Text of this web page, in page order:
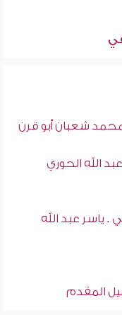
شعبان أبو قرن
الله الحوري
. ياسر عبد الله